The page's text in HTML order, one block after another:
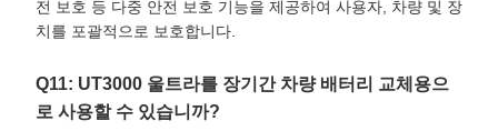
전 보호 등 다중 안전 보호 기능을 제공하여 사용자, 차량 및 장
치를 포괄적으로 보호합니다.
Q11: UT3000 울트라를 장기간 차량 배터리 교체용으
로 사용할 수 있습니까?